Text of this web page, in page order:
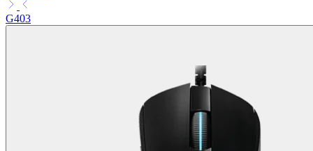
G403